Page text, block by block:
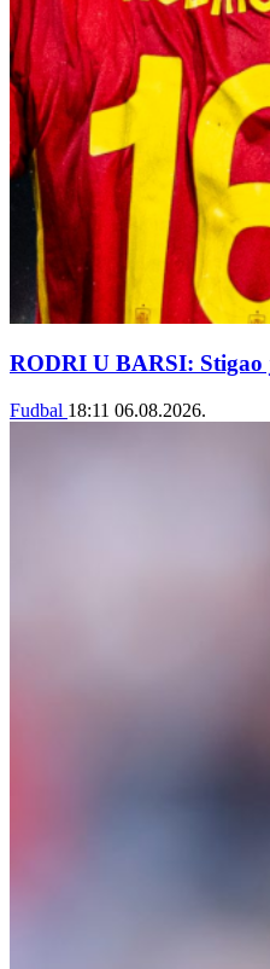
RODRI U BARSI: Stigao
Fudbal 18:11 06.08.2026.